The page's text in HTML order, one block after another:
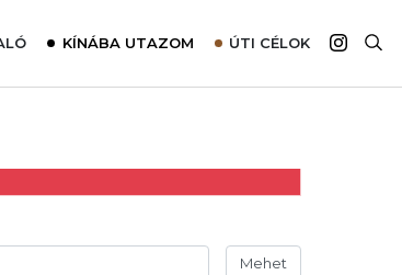
– CitySIM kártya a világutazóknak
KÍNÁBA UTAZOM ÚTI CÉLOK
Afrika
Mehet